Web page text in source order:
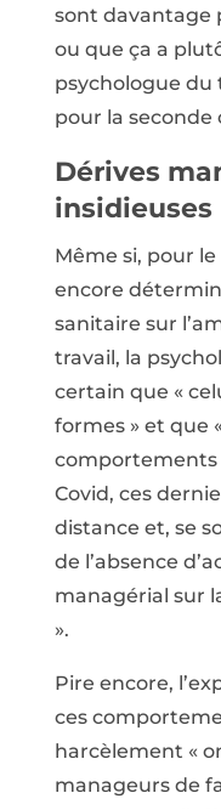
sont davantage
ou que ça a
psychologue du
pour la seconde
Dérives
insidieuses
Même si, pour
encore
sanitaire sur
travail, la
certain que «
formes » et que
comportements
Covid, ces
distance et, se
de l’absence
managérial sur
».
Pire encore,
ces
harcèlement «
manageurs de